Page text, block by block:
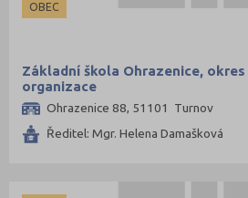
OBEC
Základní škola Ohrazenice,
organizace
Ohrazenice 88, 51101 Turnov
Ředitel: Mgr. Helena Damašková